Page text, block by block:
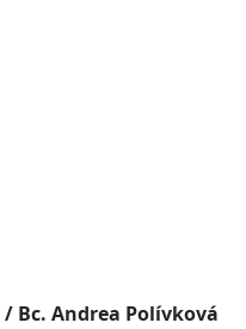
/ Bc. Andrea Polívková